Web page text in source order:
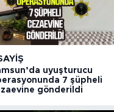
uyuşturucu
7 şüpheli
gönderildi